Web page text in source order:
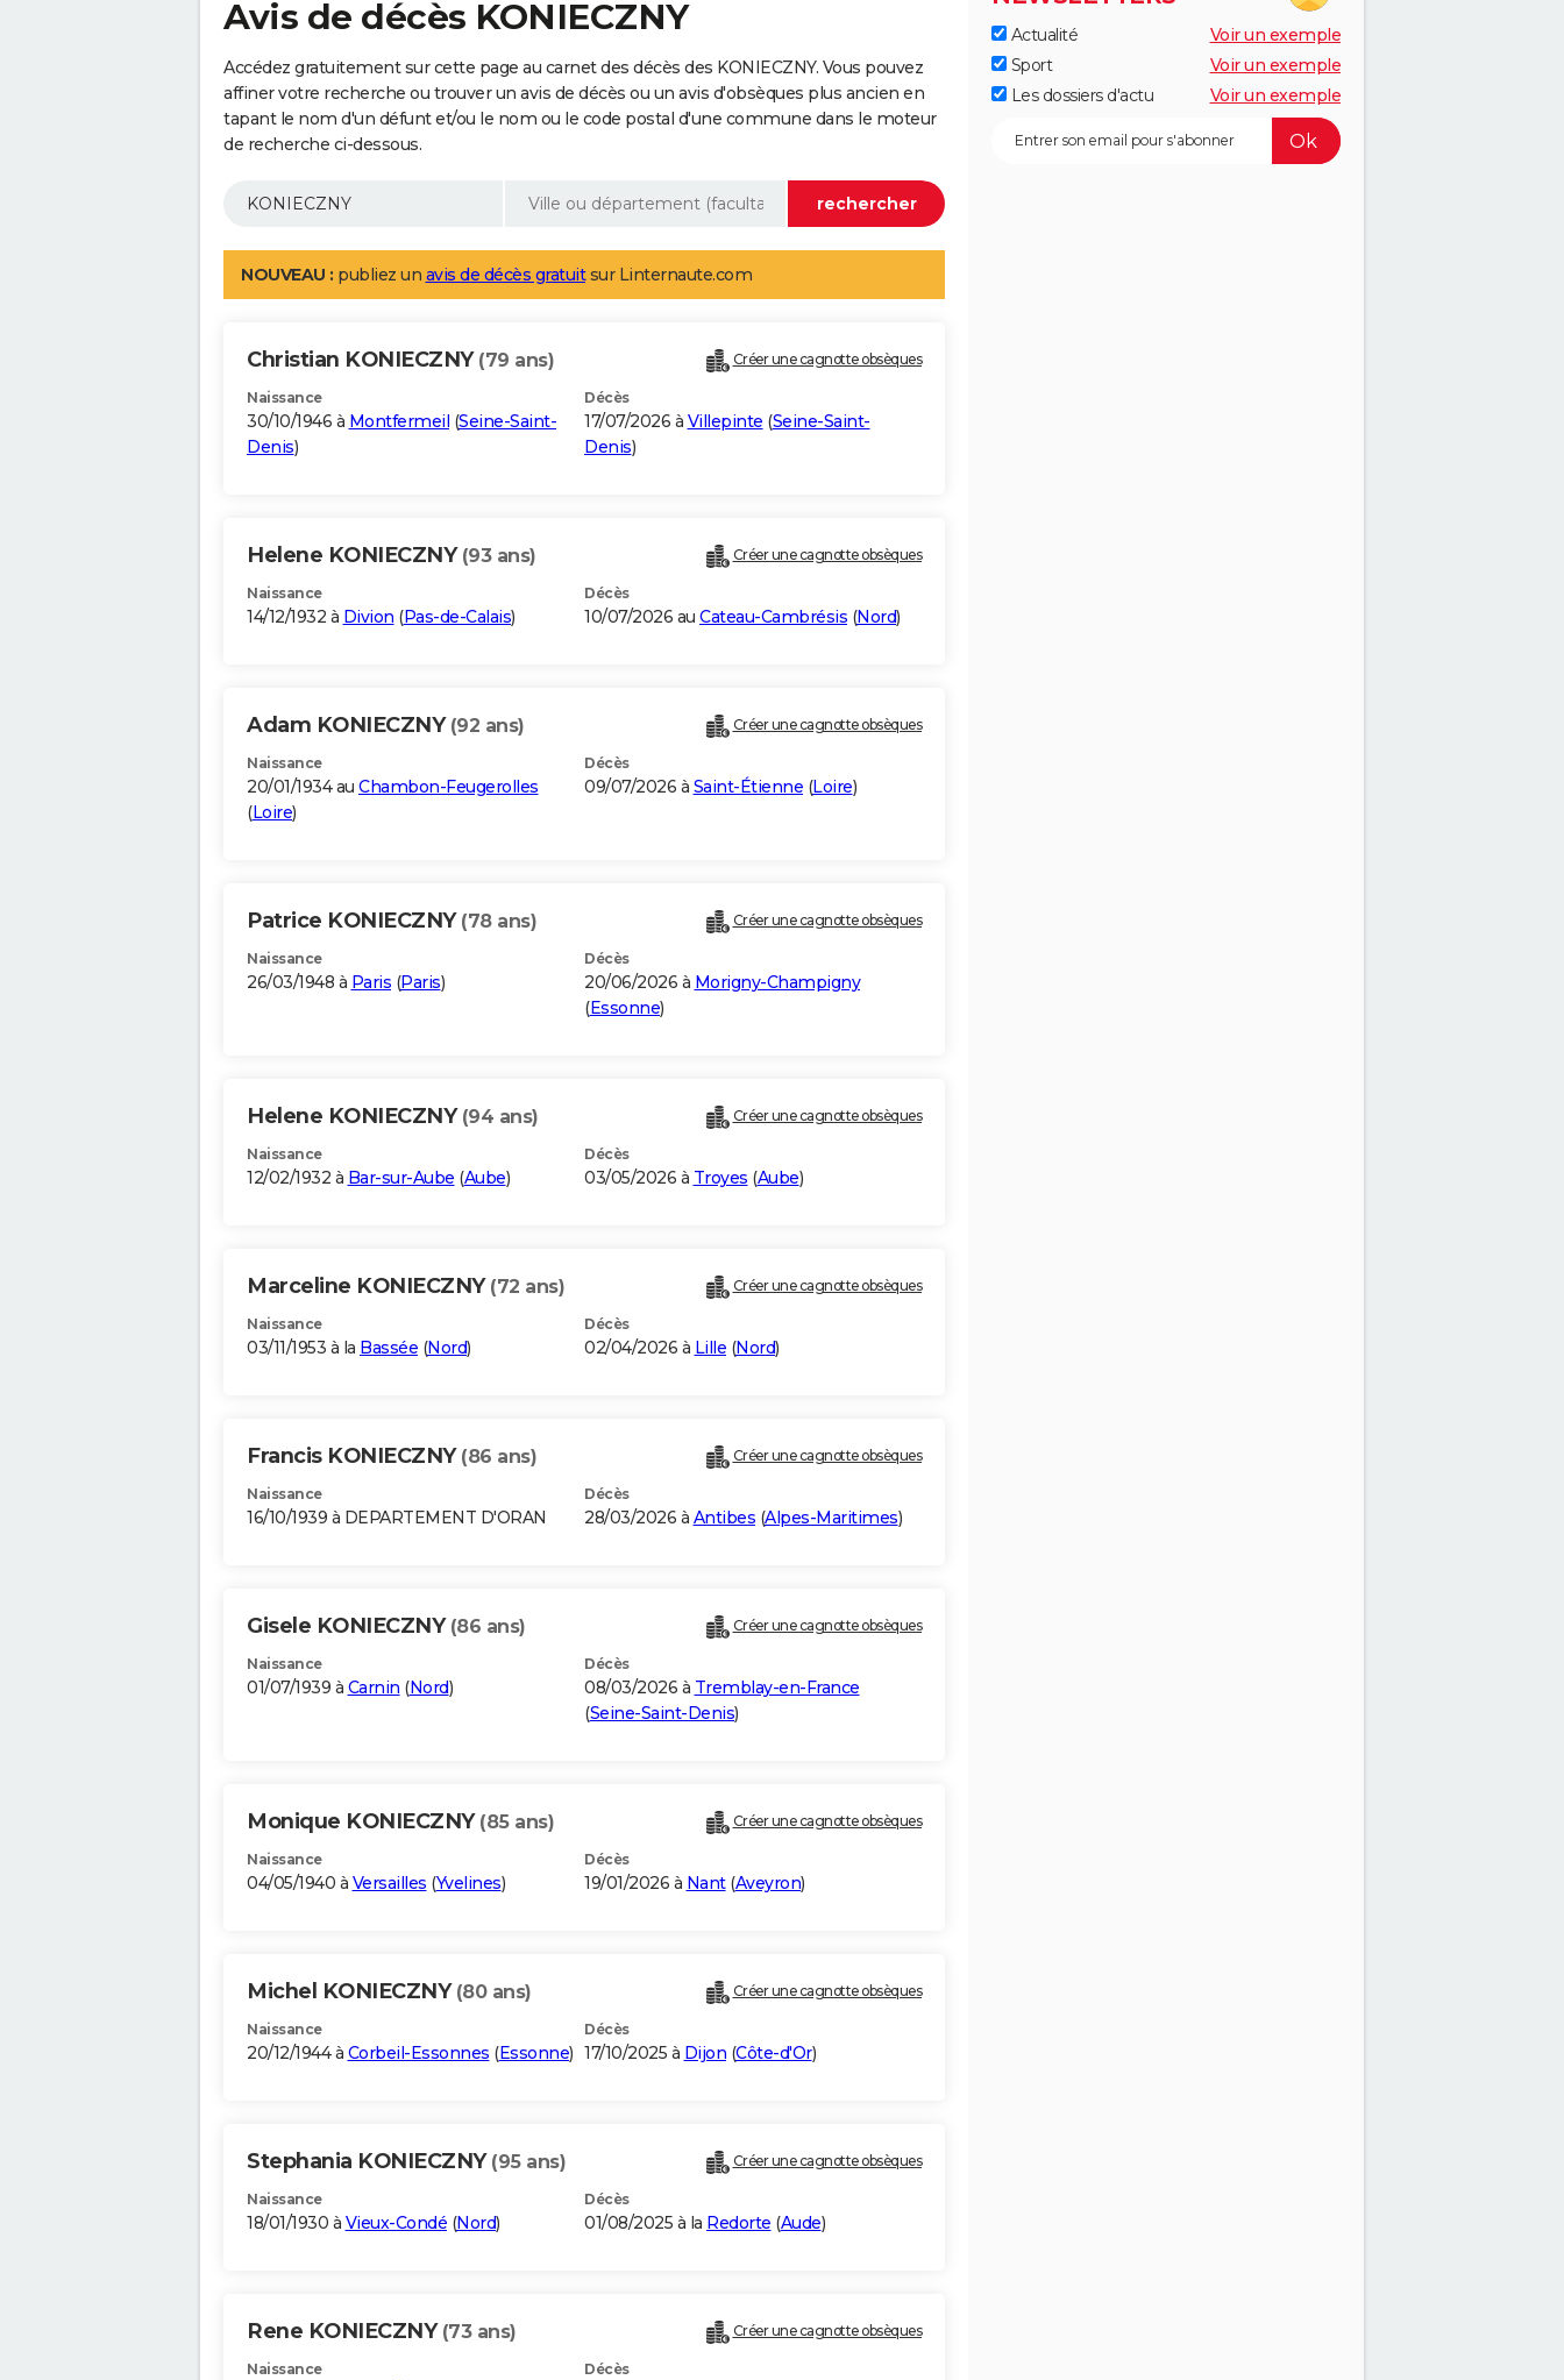
Avis de décès KONIECZNY
Accédez gratuitement sur cette page au carnet des décès des KONIECZNY. Vous pouvez
affiner votre recherche ou trouver un avis de décès ou un avis d'obsèques plus ancien en
tapant le nom d'un défunt et/ou le nom ou le code postal d'une commune dans le moteur
de recherche ci-dessous.
NOUVEAU : publiez un avis de décès gratuitsur Linternaute.com
Christian KONIECZNY (79 ans) Créer une cagnotte obsèques
Naissance
30/10/1946 à Montfermeil (Seine-Saint-
Denis)
Décès
17/07/2026 à Villepinte (Seine-Saint-
Denis)
Helene KONIECZNY (93 ans) Créer une cagnotte obsèques
Naissance
14/12/1932 à Divion (Pas-de-Calais)
Décès
10/07/2026 au Cateau-Cambrésis (Nord)
Adam KONIECZNY (92 ans) Créer une cagnotte obsèques
Naissance
20/01/1934 au Chambon-Feugerolles
(Loire)
Décès
09/07/2026 à Saint-Étienne (Loire)
Patrice KONIECZNY (78 ans) Créer une cagnotte obsèques
Naissance
26/03/1948 à Paris (Paris)
Décès
20/06/2026 à Morigny-Champigny
(Essonne)
Helene KONIECZNY (94 ans) Créer une cagnotte obsèques
Naissance
12/02/1932 à Bar-sur-Aube (Aube)
Décès
03/05/2026 à Troyes (Aube)
Marceline KONIECZNY (72 ans) Créer une cagnotte obsèques
Naissance
03/11/1953 à la Bassée (Nord)
Décès
02/04/2026 à Lille (Nord)
Francis KONIECZNY (86 ans) Créer une cagnotte obsèques
Naissance
16/10/1939 à DEPARTEMENT D'ORAN
Décès
28/03/2026 à Antibes (Alpes-Maritimes)
Gisele KONIECZNY (86 ans) Créer une cagnotte obsèques
Naissance
01/07/1939 à Carnin (Nord)
Décès
08/03/2026 à Tremblay-en-France
(Seine-Saint-Denis)
Monique KONIECZNY (85 ans) Créer une cagnotte obsèques
Naissance
04/05/1940 à Versailles (Yvelines)
Décès
19/01/2026 à Nant(Aveyron)
Michel KONIECZNY (80 ans) Créer une cagnotte obsèques
Naissance
20/12/1944 à Corbeil-Essonnes (Essonne)
Décès
17/10/2025 à Dijon (Côte-d'Or)
Stephania KONIECZNY (95 ans) Créer une cagnotte obsèques
Naissance
18/01/1930 à Vieux-Condé (Nord)
Décès
01/08/2025 à la Redorte (Aude)
Rene KONIECZNY (73 ans) Créer une cagnotte obsèques
Naissance Décès
Actualité
Voir un exemple
Sport
Voir un exemple
Les dossiers d'actu
Voir un exemple